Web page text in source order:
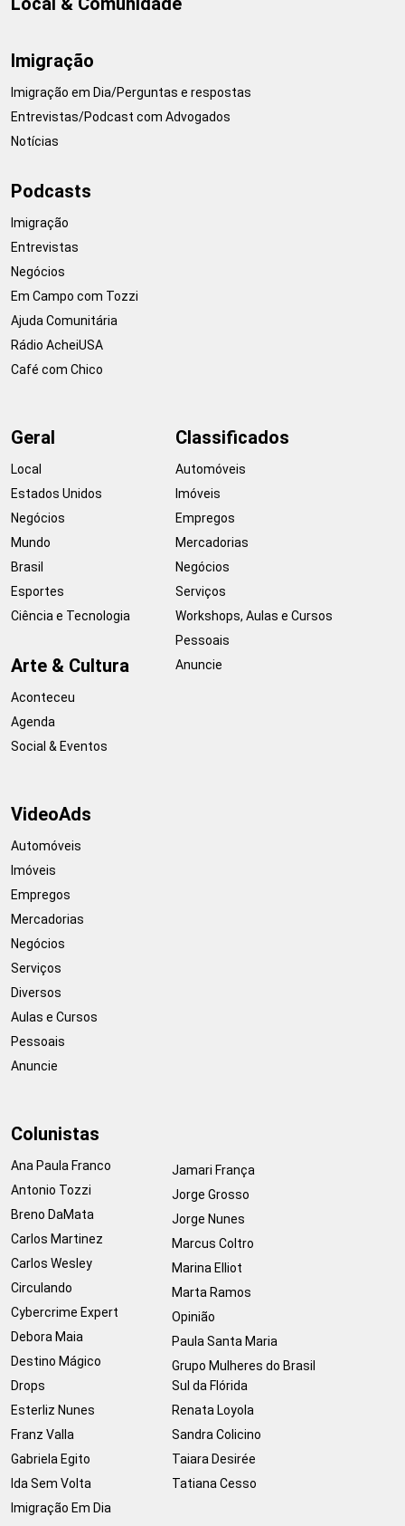
Imigração
Imigração em Dia/Perguntas e respostas
Entrevistas/Podcast com Advogados
Notícias
Podcasts
Imigração
Entrevistas
Negócios
Em Campo com Tozzi
Ajuda Comunitária
Rádio AcheiUSA
Café com Chico
Geral
Local
Estados Unidos
Negócios
Mundo
Brasil
Esportes
Ciência e Tecnologia
Arte & Cultura
Aconteceu
Agenda
Social & Eventos
Classificados
Automóveis
Imóveis
Empregos
Mercadorias
Negócios
Serviços
Workshops, Aulas e Cursos
Pessoais
Anuncie
VideoAds
Automóveis
Imóveis
Empregos
Mercadorias
Negócios
Serviços
Diversos
Aulas e Cursos
Pessoais
Anuncie
Colunistas
Ana Paula Franco
Antonio Tozzi
Breno DaMata
Carlos Martinez
Carlos Wesley
Circulando
Cybercrime Expert
Debora Maia
Destino Mágico
Drops
Esterliz Nunes
Franz Valla
Gabriela Egito
Ida Sem Volta
Imigração Em Dia
Jamari França
Jorge Grosso
Jorge Nunes
Marcus Coltro
Marina Elliot
Marta Ramos
Opinião
Paula Santa Maria
Grupo Mulheres do Brasil
Sul da Flórida
Renata Loyola
Sandra Colicino
Taiara Desirée
Tatiana Cesso